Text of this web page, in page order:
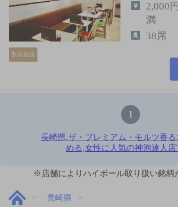
飲み放題
2,000
満
38席
1
長崎県,ザ・プレミアム・モルツ香る
める,女性に人気の神泡達人店
※店舗によりハイボール取り扱い銘柄
長崎県